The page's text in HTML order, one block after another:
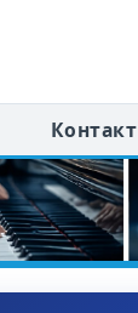
Контакт